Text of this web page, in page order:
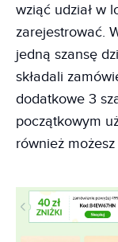
wziąć udział w
zarejestrować.
jedną szansę
składali
dodatkowe 3
początkowym
również